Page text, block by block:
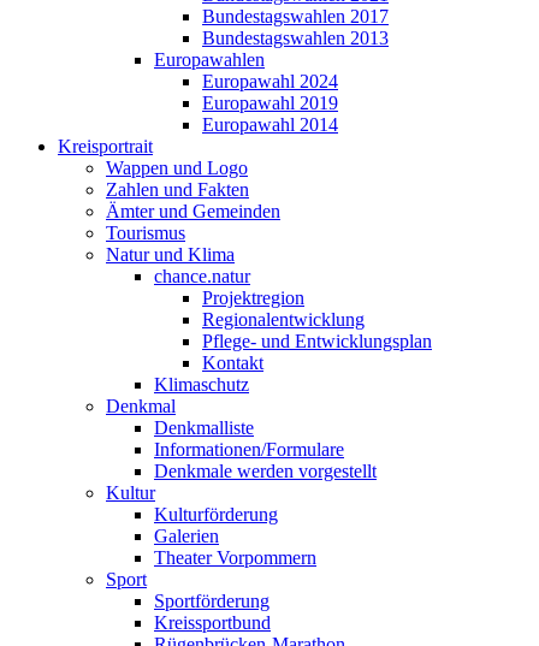
Bundestagswahlen 2017
Bundestagswahlen 2013
Europawahlen
Europawahl 2024
Europawahl 2019
Europawahl 2014
Kreisportrait
Wappen und Logo
Zahlen und Fakten
Ämter und Gemeinden
Tourismus
Natur und Klima
chance.natur
Projektregion
Regionalentwicklung
Pflege- und Entwicklungsplan
Kontakt
Klimaschutz
Denkmal
Denkmalliste
Informationen/Formulare
Denkmale werden vorgestellt
Kultur
Kulturförderung
Galerien
Theater Vorpommern
Sport
Sportförderung
Kreissportbund